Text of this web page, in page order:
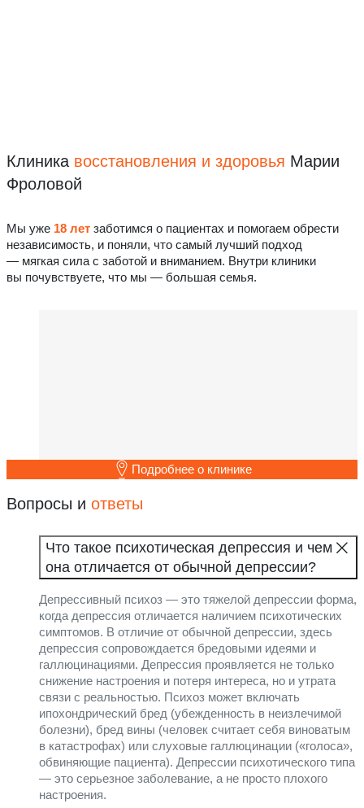
Клиника восстановления и здоровья Марии
Фроловой
Мы уже 18 лет заботимся о пациентах и помогаем обрести
независимость, и поняли, что самый лучший подход
— мягкая сила с заботой и вниманием. Внутри клиники
вы почувствуете, что мы — большая семья.
Подробнее о клинике
Вопросы и ответы
Что такое психотическая депрессия и чем
она отличается от обычной депрессии?
Депрессивный психоз — это тяжелой депрессии форма,
когда депрессия отличается наличием психотических
симптомов. В отличие от обычной депрессии, здесь
депрессия сопровождается бредовыми идеями и
галлюцинациями. Депрессия проявляется не только
снижение настроения и потеря интереса, но и утрата
связи с реальностью. Психоз может включать
ипохондрический бред (убежденность в неизлечимой
болезни), бред вины (человек считает себя виноватым
в катастрофах) или слуховые галлюцинации («голоса»,
обвиняющие пациента). Депрессии психотического типа
— это серьезное заболевание, а не просто плохого
настроения.